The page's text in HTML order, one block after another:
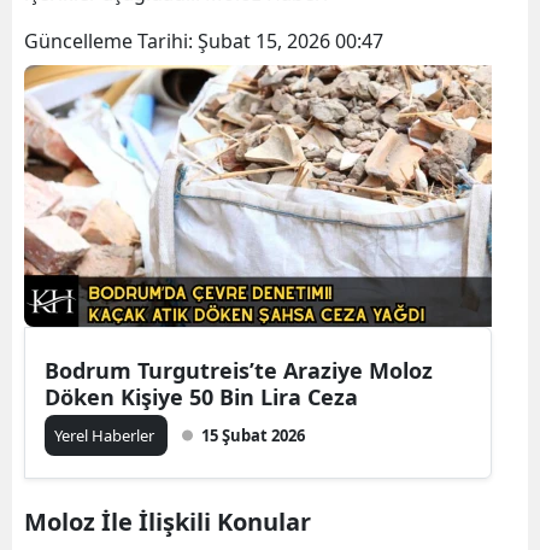
Güncelleme Tarihi: Şubat 15, 2026 00:47
Bodrum Turgutreis’te Araziye Moloz
Döken Kişiye 50 Bin Lira Ceza
Yerel Haberler 15 Şubat 2026
Moloz İle İlişkili Konular